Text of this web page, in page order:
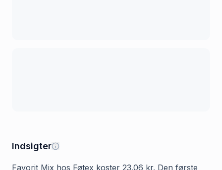
Indsigter
Favorit Mix hos Føtex koster 23.06 kr. Den første